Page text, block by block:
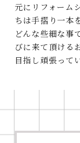
元にリフォーム
ちは⼿摺り⼀本
どんな些細な事
びに来て頂ける
⽬指し頑張って